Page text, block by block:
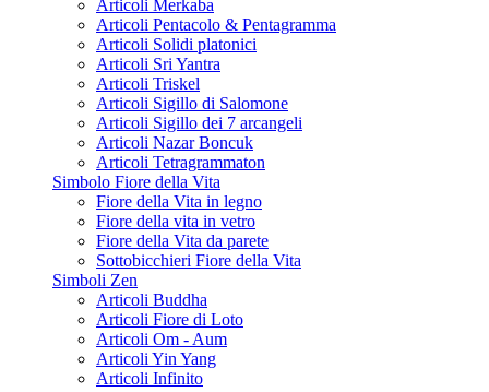
Articoli Merkaba
Articoli Pentacolo & Pentagramma
Articoli Solidi platonici
Articoli Sri Yantra
Articoli Triskel
Articoli Sigillo di Salomone
Articoli Sigillo dei 7 arcangeli
Articoli Nazar Boncuk
Articoli Tetragrammaton
Simbolo Fiore della Vita
Fiore della Vita in legno
Fiore della vita in vetro
Fiore della Vita da parete
Sottobicchieri Fiore della Vita
Simboli Zen
Articoli Buddha
Articoli Fiore di Loto
Articoli Om - Aum
Articoli Yin Yang
Articoli Infinito